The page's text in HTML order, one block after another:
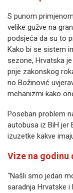
S punom
velike gužve na
podsjeća da su to
Kako bi se sistem
sezone, Hrvatska
prije zakonskog
no Božinović
mehanizmi kako
Poseban problem
autobusa iz BiH jer
izuzetke kakve
Vize na godinu
“Našli smo jedan
saradnja Hrvatske